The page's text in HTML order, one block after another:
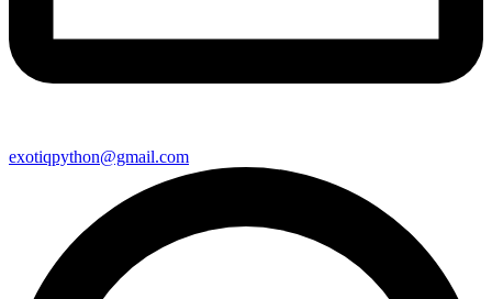
exotiqpython@gmail.com